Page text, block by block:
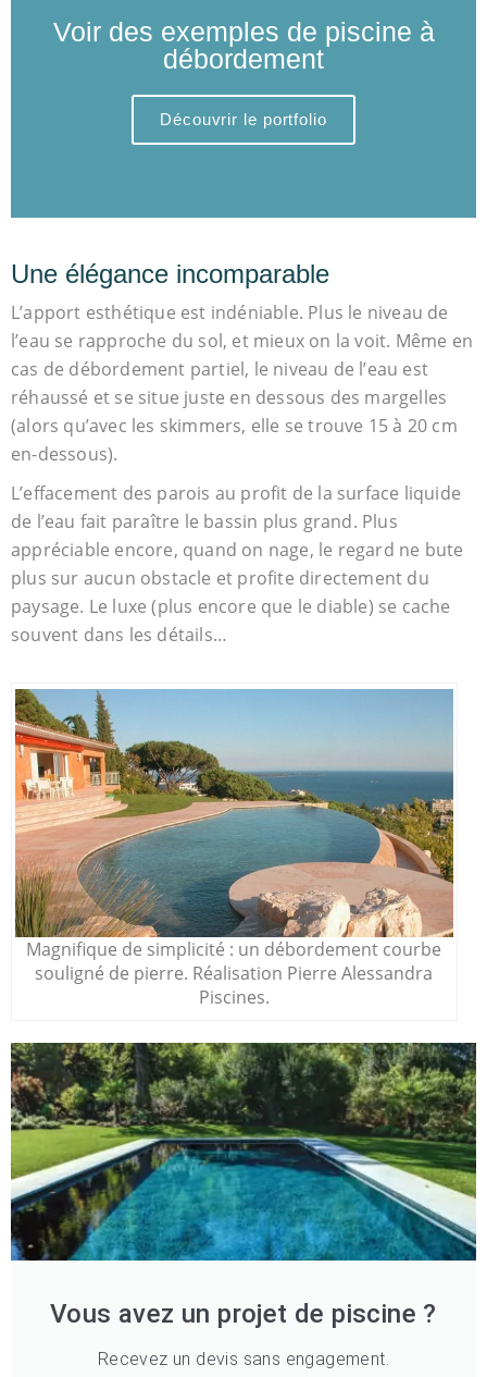
Voir des exemples de piscine à
débordement
Découvrir le portfolio
Une élégance incomparable
L’apport esthétique est indéniable. Plus le niveau de
l’eau se rapproche du sol, et mieux on la voit. Même en
cas de débordement partiel, le niveau de l’eau est
réhaussé et se situe juste en dessous des margelles
(alors qu’avec les skimmers, elle se trouve 15 à 20 cm
en-dessous).
L’effacement des parois au profit de la surface liquide
de l’eau fait paraître le bassin plus grand. Plus
appréciable encore, quand on nage, le regard ne bute
plus sur aucun obstacle et profite directement du
paysage. Le luxe (plus encore que le diable) se cache
souvent dans les détails…
Magnifique de simplicité : un débordement courbe
souligné de pierre. Réalisation Pierre Alessandra
Piscines.
Vous avez un projet de piscine ?
Recevez un devis sans engagement.